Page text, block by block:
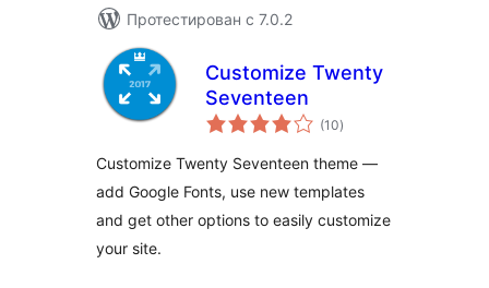
Протестирован с 7.0.2
Customize Twenty
Seventeen
(10общий
рейтинг
)
Customize Twenty Seventeen theme —
add Google Fonts, use new templates
and get other options to easily customize
your site.